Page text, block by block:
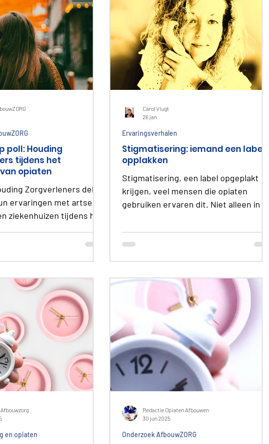
poll: Houding
tijdens het
opiaten
Zorgverleners delen
ervaringen met artsen,
ziekenhuizen tijdens het
en tramadol. Veel
en het gevoel niet
te worden. Tegen
loop je aan? Wat zou
draaglijker maken?
worden Mijn
weggewuifd. Er wordt
Dat ze be
Stigmatisering: iemand een label
opplakken
Stigmatisering, een label opgeplakt
krijgen, veel mensen die opiaten
gebruiken ervaren dit. Niet alleen in de
arts of zorgverlener. Wij zeggen Stop
het Stigma en deel je ervaring.
Ervaringsverhalen
Carol Vlugt
26 jan
en opiaten Onderzoek AfbouwZORG
Redactie Opiaten Afbouwen
30 jun 2025